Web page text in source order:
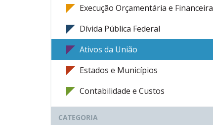
Execução Orçamentária e Financeira
Dívida Pública Federal
Ativos da União
Estados e Municípios
Contabilidade e Custos
CATEGORIA